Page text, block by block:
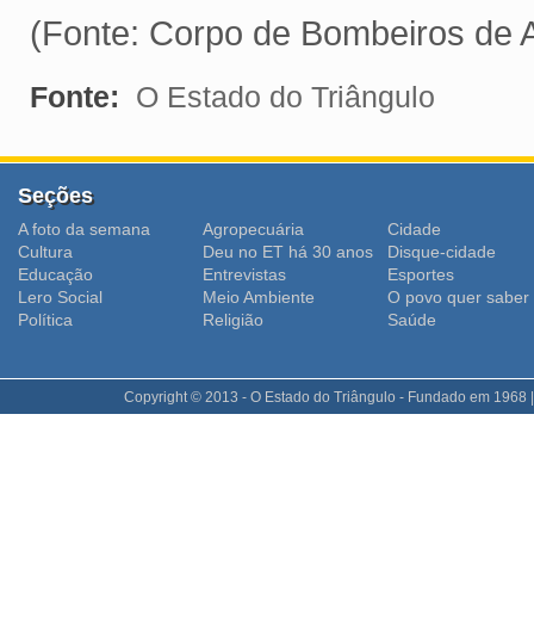
(Fonte: Corpo de Bombeiros de
Fonte: O Estado do Triângulo
Seções
A foto da semana Agropecuária
Cidade
Cultura
Deu no ET há 30 anos
Disque-cidade
Educação
Entrevistas
Esportes
Lero Social
Meio Ambiente
O povo quer saber
Polí­tica
Religião Saúde
Copyright © 2013 - O Estado do Triângulo - Fundado em